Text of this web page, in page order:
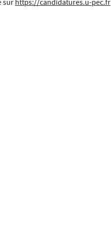
surhttps://candidatures.u-pec.fr